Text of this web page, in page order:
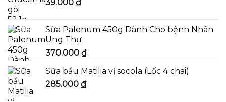
39.000 ₫
Sữa Palenum 450g Dành Cho bệnh Nhân
Ung Thư
370.000 ₫
Sữa bầu Matilia vị socola (Lốc 4 chai)
285.000 ₫